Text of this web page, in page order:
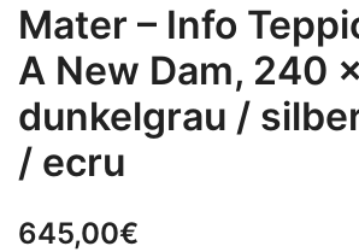
Mater – Info
A New Dam, 240
dunkelgrau /
/ ecru
645,00€